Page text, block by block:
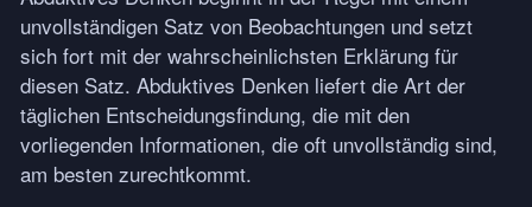
unvollständigen Satz von Beobachtungen und setzt
sich fort mit der wahrscheinlichsten Erklärung für
diesen Satz. Abduktives Denken liefert die Art der
täglichen Entscheidungsfindung, die mit den
vorliegenden Informationen, die oft unvollständig sind,
am besten zurechtkommt.